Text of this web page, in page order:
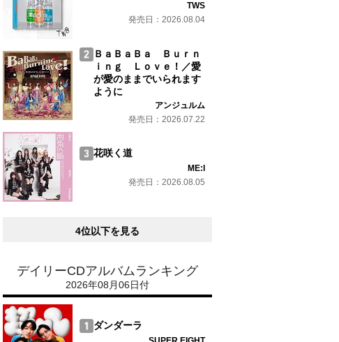
TWS
発売日：2026.08.04
ＢａＢａＢａ Ｂｕｒｎ
ｉｎｇ Ｌｏｖｅ！／愛
が愛のままでいられます
ように
アンジュルム
発売日：2026.07.22
花咲く道
ME:I
発売日：2026.08.05
4位以下を見る
デイリーCDアルバムランキング
2026年08月06日付
ダンダーラ